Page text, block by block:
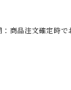
商品注文確定時で